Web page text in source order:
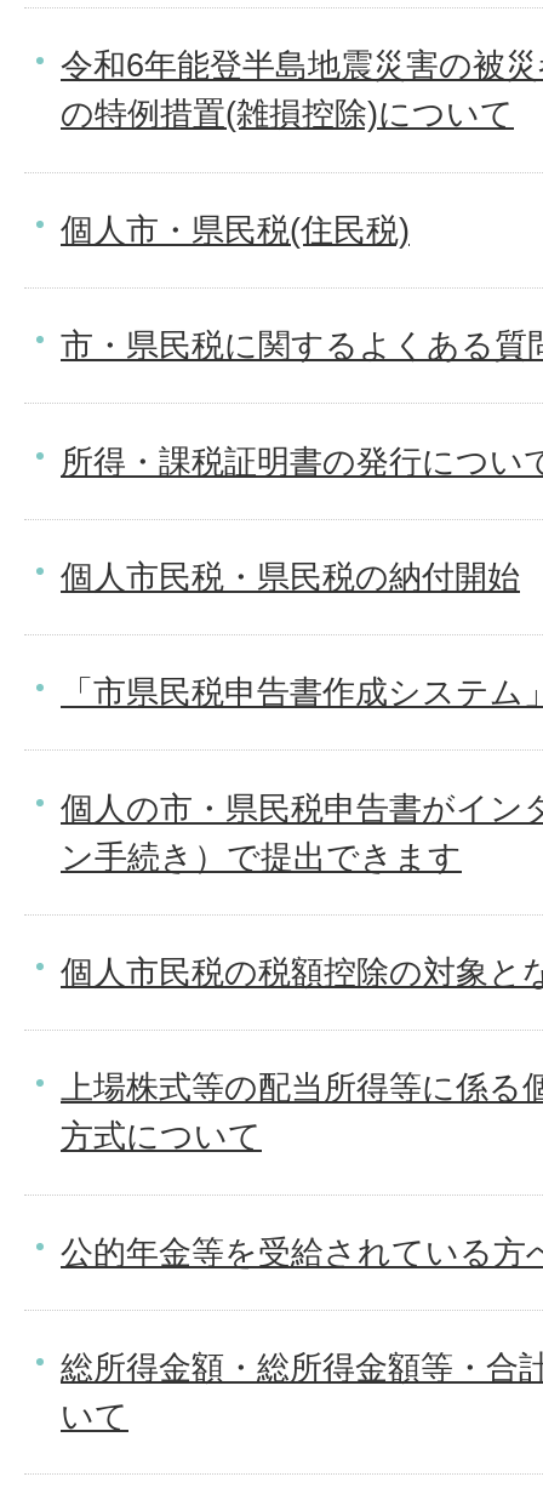
令和6年能登半島地震災害の被
の特例措置(雑損控除)について
個人市・県民税(住民税)
市・県民税に関するよくある質
所得・課税証明書の発行につい
個人市民税・県民税の納付開始
「市県民税申告書作成システ
個人の市・県民税申告書がイン
ン手続き）で提出できます
個人市民税の税額控除の対象と
上場株式等の配当所得等に係る
方式について
公的年金等を受給されている方
総所得金額・総所得金額等・合
いて